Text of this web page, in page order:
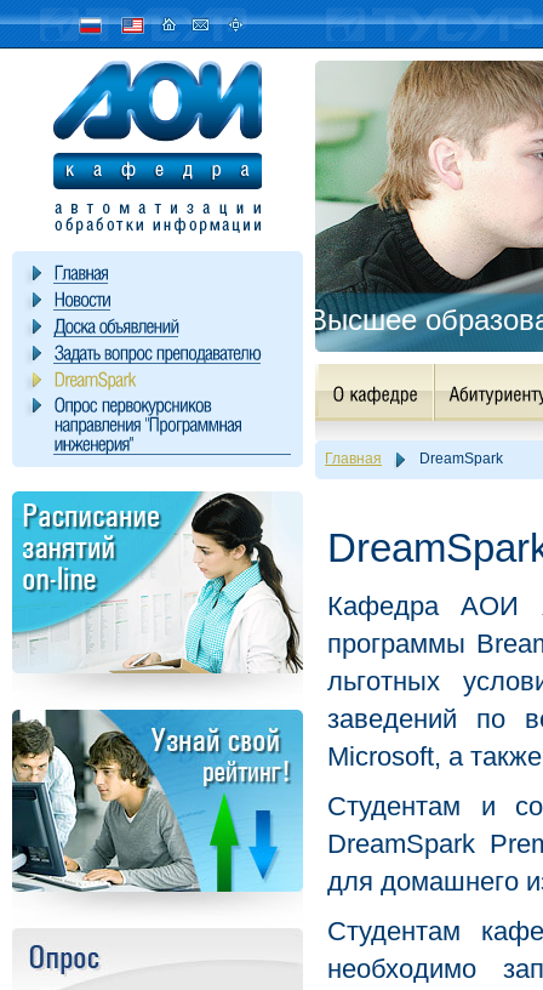
Высшее
Главная DreamSpark
Кафедра АОИ
программы
льготных
заведений по
Microsoft, а
Студентам и
DreamSpark
для домашнего
Студентам
необходимо